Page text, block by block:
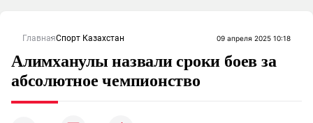
ГлавнаяСпорт Казахстан 09 апреля 2025 10:18
Алимханулы назвали сроки боев за
абсолютное чемпионство